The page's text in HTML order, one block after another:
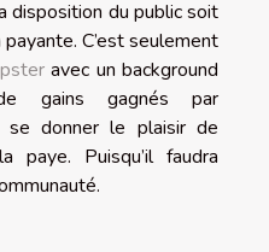
disposition du public soit
C’est seulement
avec un background
de gains gagnés par
se donner le plaisir de
Puisqu’il faudra